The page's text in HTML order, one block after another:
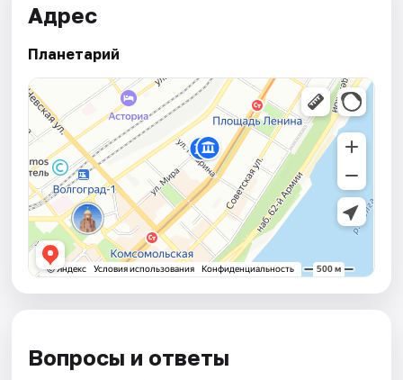
Адрес
Планетарий
Вопросы и ответы